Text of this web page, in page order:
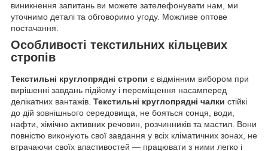
виникнення запитань ви можете зателефонувати нам, ми
уточнимо деталі та обговоримо угоду. Можливе оптове
постачання.
Особливості текстильних кільцевих
стропів
Текстильні круглопрядні стропи є відмінним вибором при
вирішенні завдань підйому і переміщення насамперед
делікатних вантажів. Текстильні круглопрядні чалки стійкі
до дій зовнішнього середовища, не бояться сонця, води,
нафти, хімічно активних речовин, розчинників та мастил. Вони
повністю виконують свої завдання у всіх кліматичних зонах, не
втрачаючи своїх властивостей — працювати з ними легко і